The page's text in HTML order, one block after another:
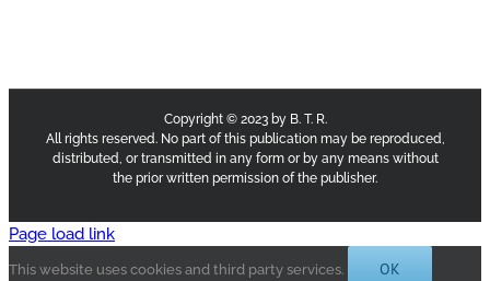
Copyright © 2023 by B. T. R.
All rights reserved. No part of this publication may be reproduced,
distributed, or transmitted in any form or by any means without
the prior written permission of the publisher.
Page load link
This website uses cookies and third party services. OK